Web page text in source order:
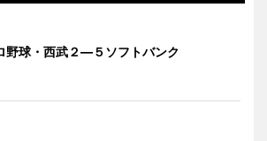
野球・西武２―５ソフトバンク